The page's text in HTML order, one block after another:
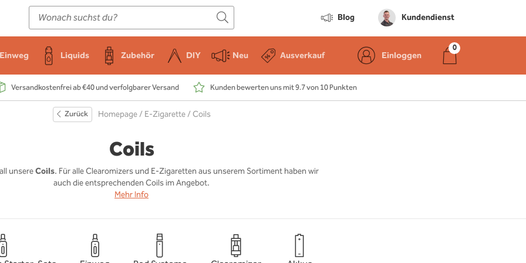
Blog Kundendienst
Einweg Liquids Zubehör DIY Neu Ausverkauf Einloggen
Versandkostenfrei ab €40 und verfolgbarer Versand Kunden bewerten uns mit 9.7 von 10 Punkten
E-Zigarette
Einweg
Liquids
Zubehör
DIY
Zurück Homepage/E-Zigarette/ Coils
Coils
unsereCoils. Für alle Clearomizers und E-Zigaretten aus unserem Sortiment haben wir
auch die entsprechenden Coils im Angebot.
Mehr Info